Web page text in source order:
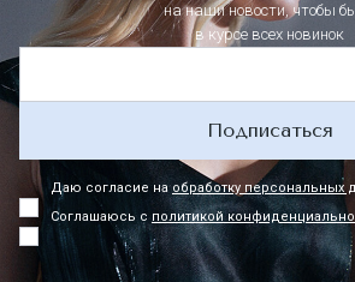
на наши новости, чтобы
в курсе всех новинок
Подписаться
Даю согласие наобработку персональных
Соглашаюсь с политикой